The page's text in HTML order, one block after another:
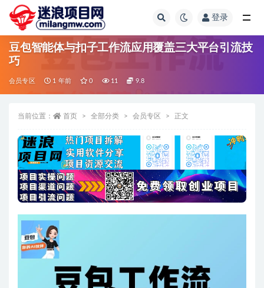
登录
豆包智能体与扣子工作流应用覆盖三大平台引流技
巧
会员专区 1 年前 0 11 9.8
当前位置： 首页 全部分类 会员专区 正文
全部